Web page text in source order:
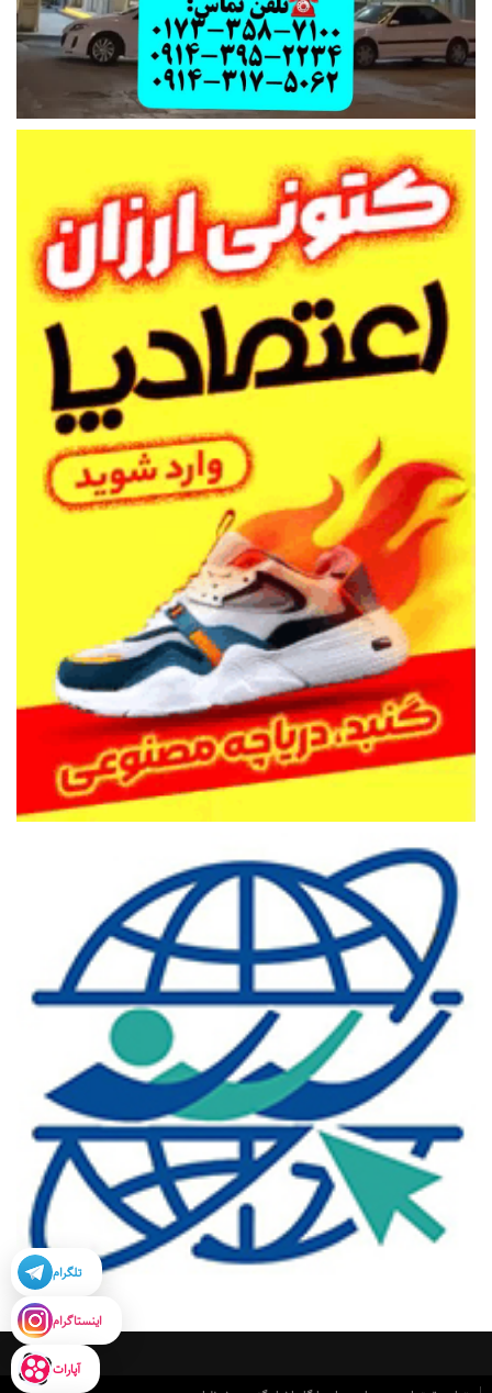
تلگرام
اینستاگرام
آپارات